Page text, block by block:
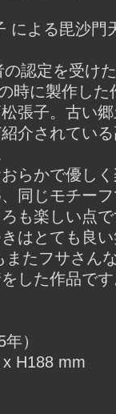
による毘沙門
認定を受け
時に製作した
張子。古い
介されてい
らかで優し
同じモチー
も楽しい点
はとても良
またフサさん
した作品で
）
x H188 mm